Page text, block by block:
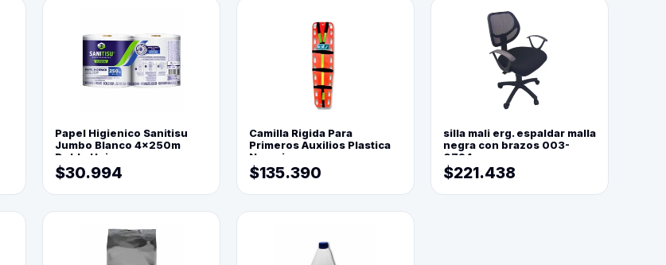
Papel Higienico Sanitisu
Jumbo Blanco 4x250m
Doble Hoja
$30.994
Camilla Rigida Para
Primeros Auxilios Plastica
Naranja
$135.390
silla mali erg. espaldar malla
negra con brazos 003-
0794
$221.438